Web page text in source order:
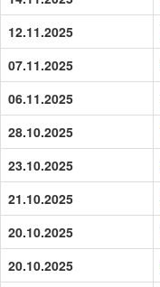
12.11.2025
07.11.2025
06.11.2025
28.10.2025
23.10.2025
21.10.2025
20.10.2025
20.10.2025